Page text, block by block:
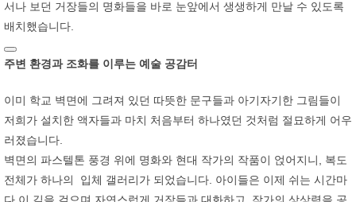
서나 보던 거장들의 명화들을 바로 눈앞에서 생생하게 만날 수 있도록
배치했습니다.
주변 환경과 조화를 이루는 예술 공감터
이미 학교 벽면에 그려져 있던 따뜻한 문구들과 아기자기한 그림들이
저희가 설치한 액자들과 마치 처음부터 하나였던 것처럼 절묘하게 어우
러졌습니다.
벽면의 파스텔톤 풍경 위에 명화와 현대 작가의 작품이 얹어지니, 복도
전체가 하나의 입체 갤러리가 되었습니다. 아이들은 이제 쉬는 시간마